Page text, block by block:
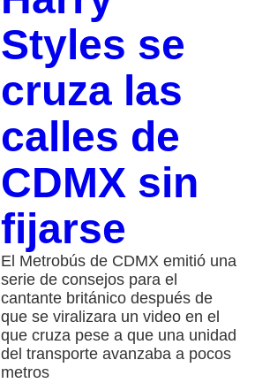
Styles se
cruza las
calles de
CDMX sin
fijarse
El Metrobús de CDMX emitió una
serie de consejos para el
cantante británico después de
que se viralizara un video en el
que cruza pese a que una unidad
del transporte avanzaba a pocos
metros